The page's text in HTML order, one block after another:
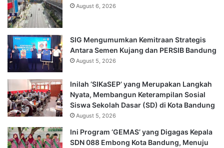
August 6, 2026
SIG Mengumumkan Kemitraan Strategis
Antara Semen Kujang dan PERSIB Bandung
August 5, 2026
Inilah ‘SIKaSEP’ yang Merupakan Langkah
Nyata, Membangun Keterampilan Sosial
Siswa Sekolah Dasar (SD) di Kota Bandung
August 5, 2026
Ini Program ‘GEMAS’ yang Digagas Kepala
SDN 088 Embong Kota Bandung, Menuju